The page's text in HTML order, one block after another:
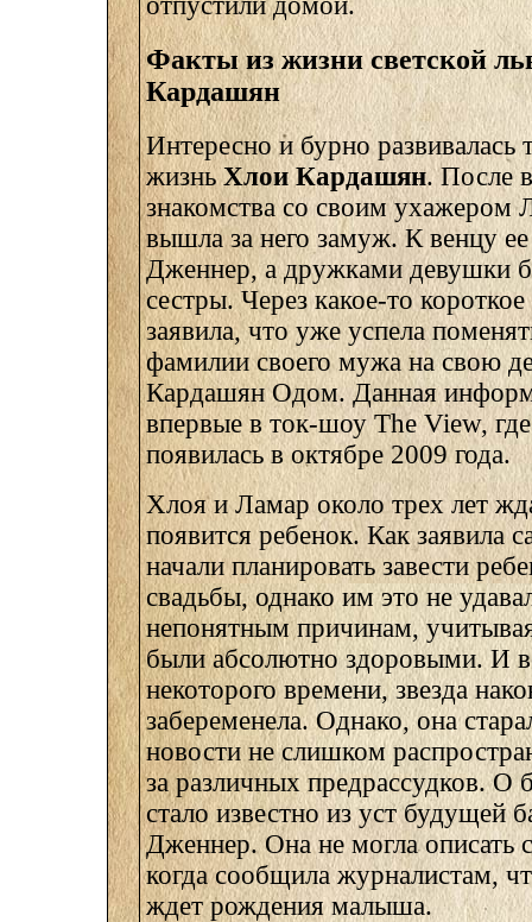
Факты из жизни светской
Кардашян
Интересно и бурно развивалась
жизньХлои Кардашян. После
знакомства со своим
вышла за него замуж. К венцу
Дженнер, а дружками девушки
сестры. Через какое-то
заявила, что уже успела
фамилии своего мужа на свою
Кардашян Одом. Данная
впервые в ток-шоу The View,
появилась в октябре 2009 года.
Хлоя и Ламар около трех лет
появится ребенок. Как заявила
начали планировать завести
свадьбы, однако им это не
непонятным причинам,
были абсолютно здоровыми. И
некоторого времени, звезда
забеременела. Однако, она
новости не слишком
за различных предрассудков. О
стало известно из уст будущей
Дженнер. Она не могла описать
когда сообщила журналистам,
ждет рождения малыша.